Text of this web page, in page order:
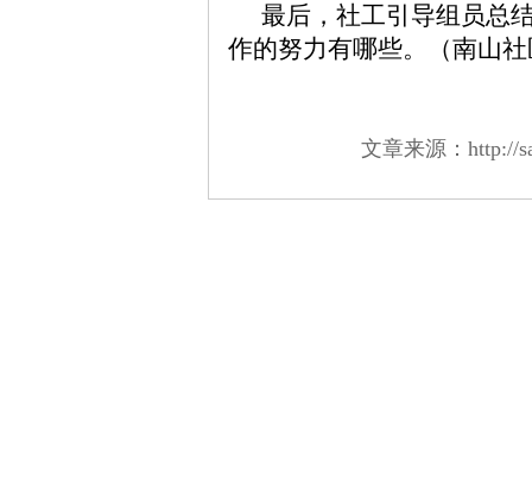
最后，社工引导组员总
作的努力有哪些。
（南山
文章来源：http://